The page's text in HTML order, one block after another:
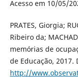
Acesso em 10/05/
PRATES, Giorgia;
Ribeiro da;
memórias de
de Educação, 2017.
http://